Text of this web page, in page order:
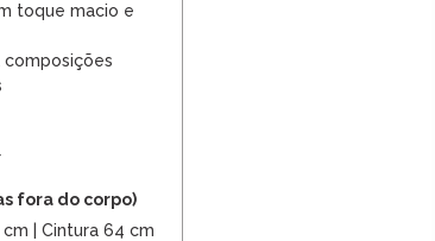
toque macio e
composições
fora do corpo)
cm | Cintura 64 cm